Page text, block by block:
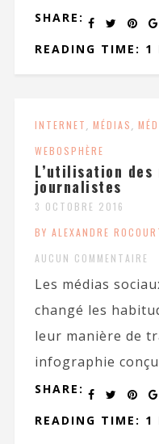
SHARE:
READING TIME: 1
INTERNET, MÉDIAS,
WEBOSPHÈRE
L’utilisation des
journalistes
3 OCTOBRE 2016
BY ALEXANDRE
AUCUN COMMENTAIRE
Les médias
changé les
leur manière de
infographie
SHARE:
READING TIME: 1